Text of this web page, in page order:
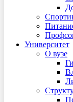
Университет
О вузе